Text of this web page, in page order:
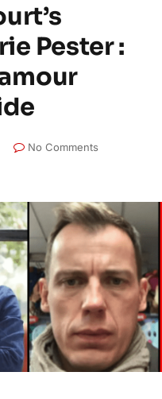
Pester :
No Comments